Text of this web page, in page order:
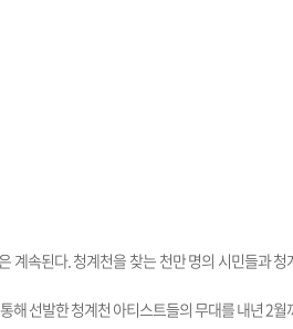
계속된다. 청계천을 찾는 천만 명의 시민들과
해 선발한 청계천 아티스트들의 무대를 내년 2월